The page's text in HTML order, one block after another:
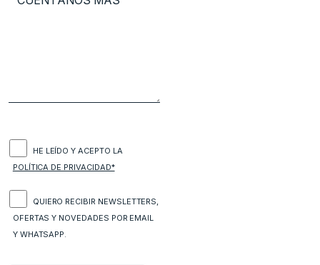
HE LEÍDO Y ACEPTO LA
POLÍTICA DE PRIVACIDAD*
QUIERO RECIBIR NEWSLETTERS,
OFERTAS Y NOVEDADES POR EMAIL
Y WHATSAPP.